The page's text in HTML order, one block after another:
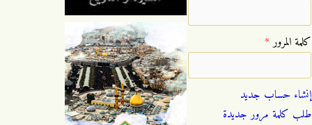
‏كلمة المرور ‏*
إنشاء حساب جديد
طلب كلمة مرور جديدة